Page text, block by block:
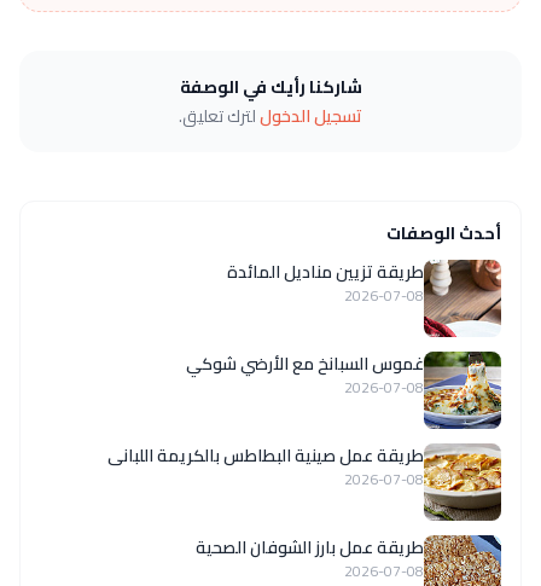
شاركنا رأيك في الوصفة
تسجيل الدخوللترك تعليق.
أحدث الوصفات
طريقة تزيين مناديل المائدة
2026-07-08
غموس السبانخ مع الأرضي شوكي
2026-07-08
طريقة عمل صينية البطاطس بالكريمة اللبانى
2026-07-08
طريقة عمل بارز الشوفان الصحية
2026-07-08